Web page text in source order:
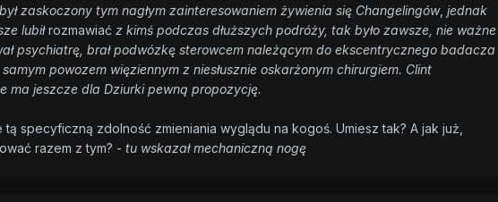
zaskoczony tym nagłym zainteresowaniem żywienia się Changelingów, jednak
lubiłrozmawiać z kimś podczas dłuższych podróży, tak było zawsze, nie ważne
psychiatrę, brał podwózkę sterowcem należącym do ekscentrycznego badacza
samym powozem więziennym z niesłusznie oskarżonym chirurgiem. Clint
ma jeszcze dla Dziurki pewną propozycję.
tą specyficzną zdolność zmieniania wyglądu na kogoś. Umiesz tak? A jak już,
razem z tym? - tu wskazał mechaniczną nogę